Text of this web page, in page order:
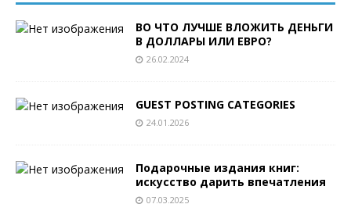
ВО ЧТО ЛУЧШЕ ВЛОЖИТЬ ДЕНЬГИ
В ДОЛЛАРЫ ИЛИ ЕВРО?
26.02.2024
GUEST POSTING CATEGORIES
24.01.2026
Подарочные издания книг:
искусство дарить впечатления
07.03.2025